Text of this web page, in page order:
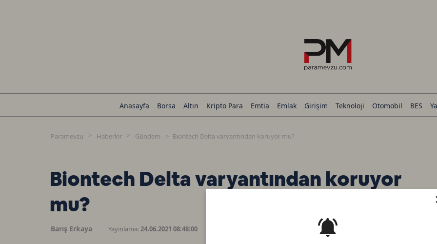
Anasayfa Borsa Altın Kripto Para Emtia Emlak Girişim Teknoloji Otomobil BES
Paramevzu Haberler Gündem Biontech Delta varyantından koruyor mu?
Biontech Delta varyantından koruyor
mu?
Barış Erkaya Yayınlama:24.06.2021 08:48:00 Paylaş :